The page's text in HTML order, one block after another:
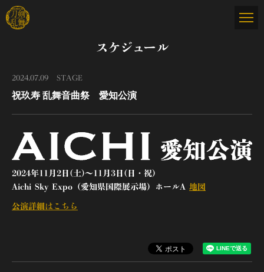
スケジュール
2024.07.09 STAGE
祝玖寿 乱舞音曲祭 愛知公演
2024年11月2日(土)～11月3日(日・祝)
Aichi Sky Expo（愛知県国際展示場）ホールA 地図
公演詳細はこちら